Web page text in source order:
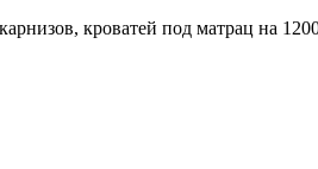
кроватей под матрац на